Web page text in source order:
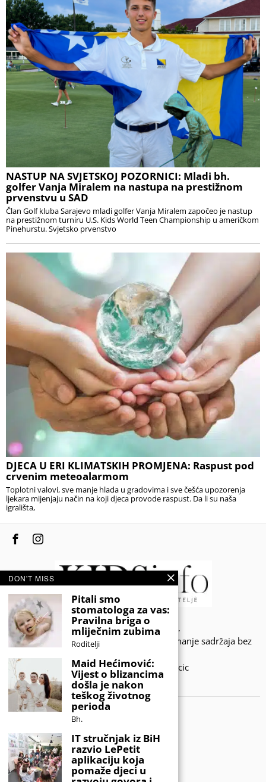
NASTUP NA SVJETSKOJ POZORNICI: Mladi bh.
golfer Vanja Miralem na nastupa na prestižnom
prvenstvu u SAD
Član Golf kluba Sarajevo mladi golfer Vanja Miralem započeo je nastup
na prestižnom turniru U.S. Kids World Teen Championship u američkom
Pinehurstu. Svjetsko prvenstvo
DJECA U ERI KLIMATSKIH PROMJENA: Raspust pod
crvenim meteoalarmom
Toplotni valovi, sve manje hlada u gradovima i sve češća upozorenja
ljekara mijenjaju način na koji djeca provode raspust. Da li su naša
igrališta,
© 2020 - KIDSINFO.BA.
Sva prava zadržana. Zabranjeno preuzimanje sadržaja bez
Developed by Amar SIjercic
IZAŠAO JE NOVI MAGAZIN!
DON'T MISS
Pitali smo
stomatologa za vas:
Pravilna briga o
mliječnim zubima
Roditelji
Maid Hećimović:
Vijest o blizancima
došla je nakon
teškog životnog
perioda
Bh.
IT stručnjak iz BiH
razvio LePetit
aplikaciju koja
pomaže djeci u